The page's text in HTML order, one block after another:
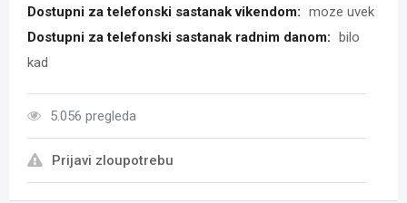
Dostupni za telefonski sastanak vikendom: moze uvek
Dostupni za telefonski sastanak radnim danom: bilo
kad
5.056 pregleda
Prijavi zloupotrebu